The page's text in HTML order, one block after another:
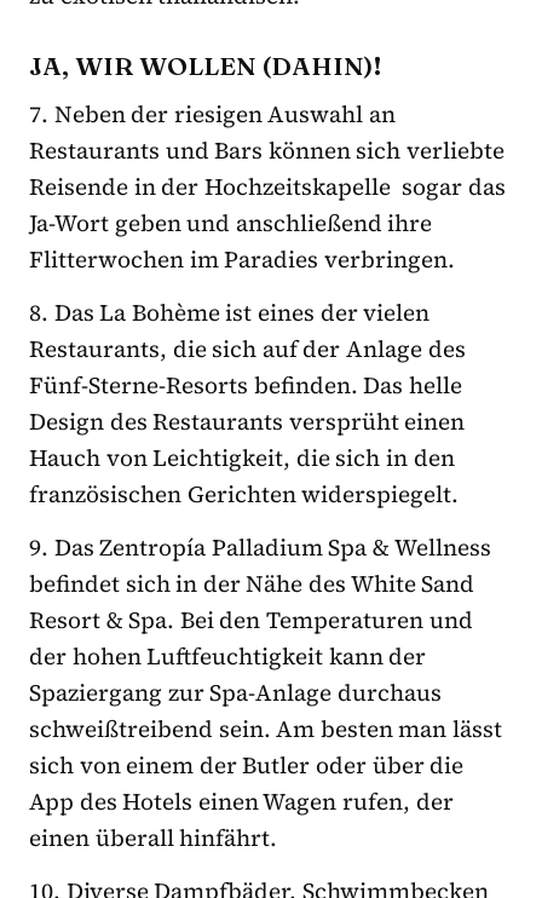
JA, WIR WOLLEN (DAHIN)!
7. Neben der riesigen Auswahl an
Restaurants und Bars können sich verliebte
Reisende in der Hochzeitskapelle sogar das
Ja-Wort geben und anschließend ihre
Flitterwochen im Paradies verbringen.
8. Das La Bohème ist eines der vielen
Restaurants, die sich auf der Anlage des
Fünf-Sterne-Resorts befinden. Das helle
Design des Restaurants versprüht einen
Hauch von Leichtigkeit, die sich in den
französischen Gerichten widerspiegelt.
9. Das Zentropía Palladium Spa & Wellness
befindet sich in der Nähe des White Sand
Resort & Spa. Bei den Temperaturen und
der hohen Luftfeuchtigkeit kann der
Spaziergang zur Spa-Anlage durchaus
schweißtreibend sein. Am besten man lässt
sich von einem der Butler oder über die
App des Hotels einen Wagen rufen, der
einen überall hinfährt.
10. Diverse Dampfbäder, Schwimmbecken